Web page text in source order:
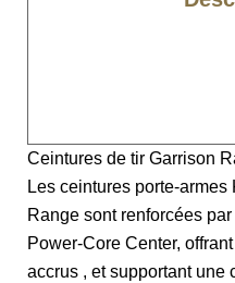
Ceintures de tir Garrison
Les ceintures porte-
Range sont renforcées
Power-Core Center,
accrus , et supportant une